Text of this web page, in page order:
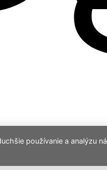
používanie a analýzu